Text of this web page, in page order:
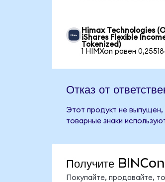
Himax Technologies
iShares Flexible
Tokenized)
1 HIMXon равен
Отказ от
Этот продукт не выпущен,
товарные знаки
Получите BINCon
Покупайте, продавайте,